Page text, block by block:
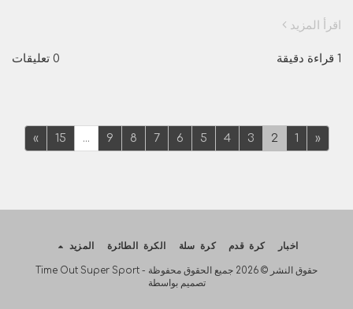
اقرأ المزيد
1 قراءة دقيقة 0 تعليقات
«
1
2
3
4
5
6
7
8
9
...
15
»
اخبار كرة قدم كرة سلة الكرة الطائرة المزيد
حقوق النشر © 2026 جميع الحقوق محفوظة -
Time Out Super Sport
تصميم بواسطة